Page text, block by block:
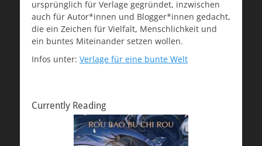
ursprünglich für Verlage gegründet, inzwischen
auch für Autor*innen und Blogger*innen gedacht,
die ein Zeichen für Vielfalt, Menschlichkeit und
ein buntes Miteinander setzen wollen.
Infos unter: Verlage für eine bunte Welt
Currently Reading